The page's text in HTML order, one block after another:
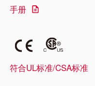
手册
符合UL标准/CSA标准